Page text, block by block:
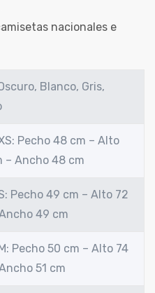
nacionales e
Blanco, Gris,
Pecho 48 cm – Alto
– Ancho 48 cm
Pecho 49 cm – Alto 72
49 cm
Pecho 50 cm – Alto 74
51 cm